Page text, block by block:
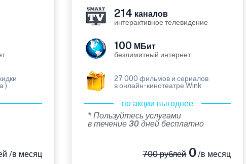
)
/в месяц
214 каналов
интерактивное телевидение
100 МБит
безлимитный интернет
27 000 фильмов и сериалов
в онлайн-кинотеатре Wink
по акции выгоднее
* Пользуйтесь услугами
в течение 30 дней бесплатно
700 рублей0/в месяц